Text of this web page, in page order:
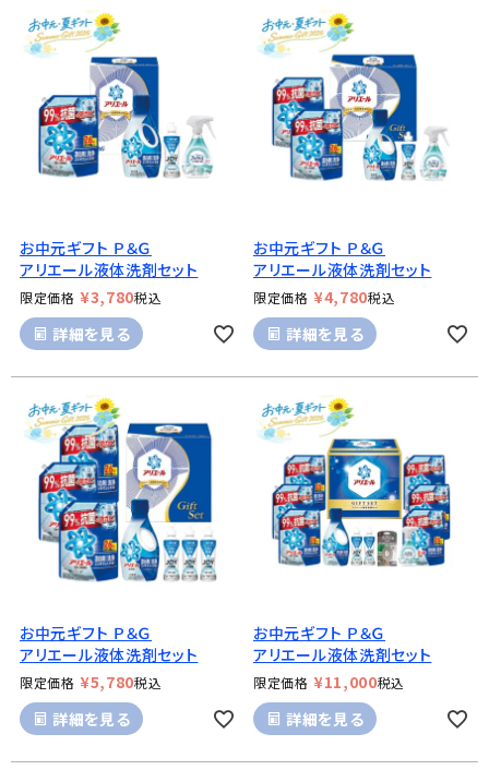
お中元ギフト Ｐ＆Ｇ
アリエール液体洗剤セット
限定価格 ¥3,780税込
詳細を見る
お中元ギフト Ｐ＆Ｇ
アリエール液体洗剤セット
限定価格 ¥4,780税込
詳細を見る
お中元ギフト Ｐ＆Ｇ
アリエール液体洗剤セット
限定価格 ¥5,780税込
詳細を見る
お中元ギフト Ｐ＆Ｇ
アリエール液体洗剤セット
限定価格 ¥11,000税込
詳細を見る